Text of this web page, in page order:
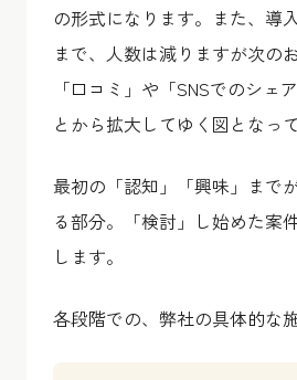
の形式になります。また、導
まで、人数は減りますが次の
「口コミ」や「SNSでのシェ
とから拡大してゆく図となっ
最初の「認知」「興味」まで
る部分。「検討」し始めた案
します。
各段階での、弊社の具体的な